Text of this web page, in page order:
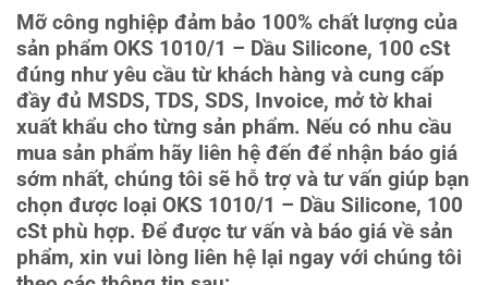
Mỡ công nghiệp đảm bảo 100% chất lượng của
sản phẩm OKS 1010/1 – Dầu Silicone, 100 cSt
đúng như yêu cầu từ khách hàng và cung cấp
đầy đủ MSDS, TDS, SDS, Invoice, mở tờ khai
xuất khẩu cho từng sản phẩm. Nếu có nhu cầu
mua sản phẩm hãy liên hệ đến để nhận báo giá
sớm nhất, chúng tôi sẽ hỗ trợ và tư vấn giúp bạn
chọn được loại OKS 1010/1 – Dầu Silicone, 100
cSt phù hợp. Để được tư vấn và báo giá về sản
phẩm, xin vui lòng liên hệ lại ngay với chúng tôi